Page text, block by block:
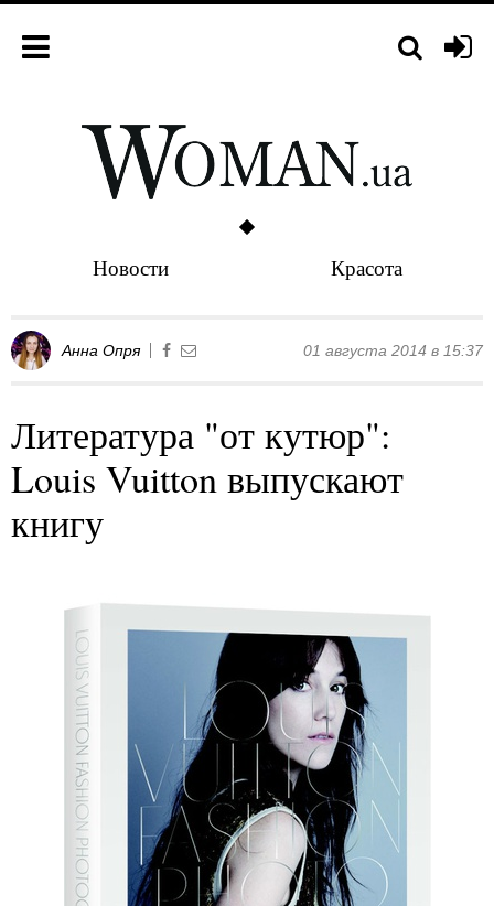
Новости Красота
Анна Опря 01 августа 2014 в 15:37
Литература "от кутюр":
Louis Vuitton выпускают
книгу